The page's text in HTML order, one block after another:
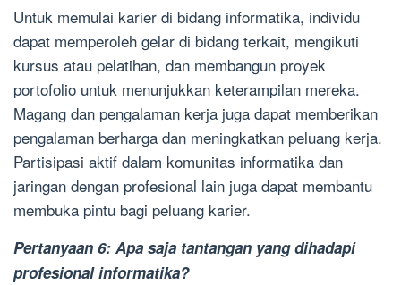
Untuk memulai karier di bidang informatika, individu
dapat memperoleh gelar di bidang terkait, mengikuti
kursus atau pelatihan, dan membangun proyek
portofolio untuk menunjukkan keterampilan mereka.
Magang dan pengalaman kerja juga dapat memberikan
pengalaman berharga dan meningkatkan peluang kerja.
Partisipasi aktif dalam komunitas informatika dan
jaringan dengan profesional lain juga dapat membantu
membuka pintu bagi peluang karier.
Pertanyaan 6: Apa saja tantangan yang dihadapi
profesional informatika?